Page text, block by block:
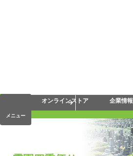
メニュー
オンラインストア
企業情報